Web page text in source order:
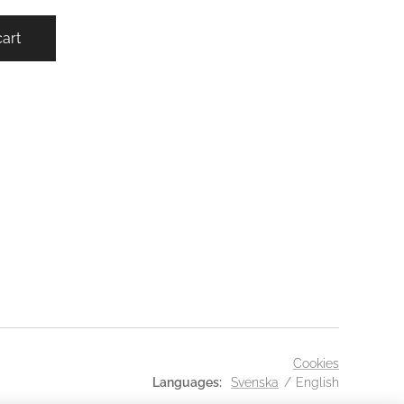
Cookies
Languages
Svenska English